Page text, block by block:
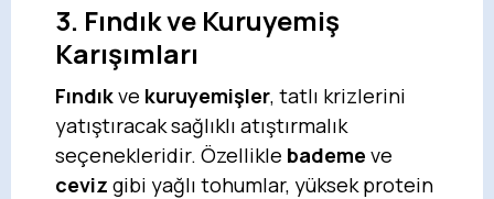
3. Fındık ve Kuruyemiş
Karışımları
Fındıkve kuruyemişler, tatlı krizlerini
yatıştıracak sağlıklı atıştırmalık
seçenekleridir. Özellikle bademe ve
ceviz gibi yağlı tohumlar, yüksek protein